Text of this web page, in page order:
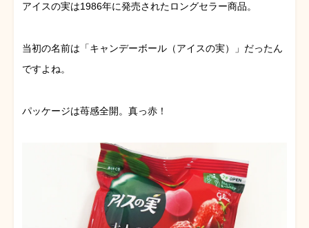
アイスの実は1986年に発売されたロングセラー商品。
当初の名前は「キャンデーボール（アイスの実）」だったん
ですよね。
パッケージは苺感全開。真っ赤！